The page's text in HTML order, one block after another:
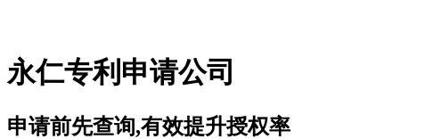
永仁专利申请公司
申请前先查询,有效提升授权率